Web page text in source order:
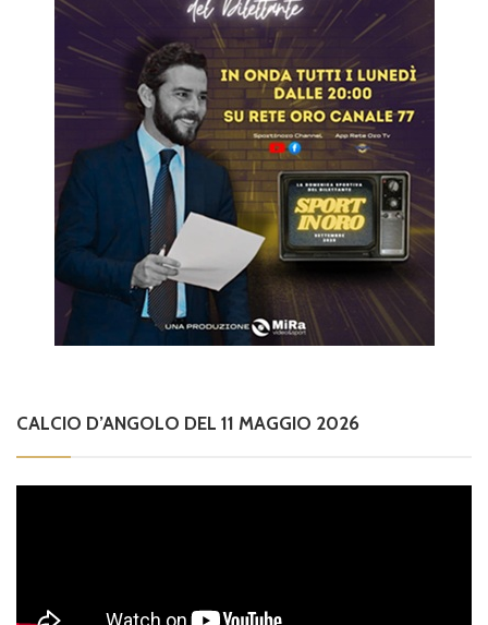
CALCIO D’ANGOLO DEL 11 MAGGIO 2026